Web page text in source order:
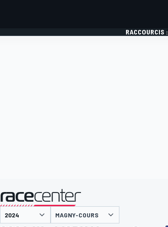
RACCOURCIS :
présenté par
MAGNY-COURS